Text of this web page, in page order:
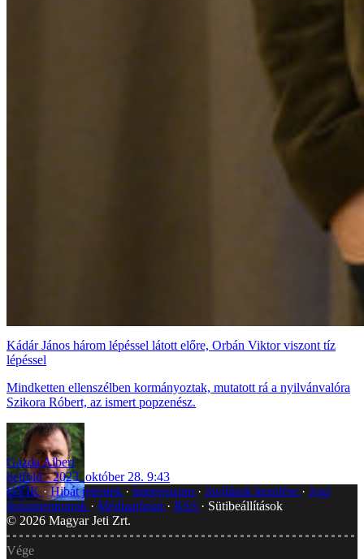
Kádár János három lépéssel látott előre, Orbán Viktor viszont tíz
lépéssel
Mindketten ellenszélben kormányoztak, mutatott rá a nyilvánvalóra
Szikora Róbert, az ismert popzenész.
Gazda Albert
belföld
2023. október 28. 9:43
GYIK
Hibát jelentek Impresszum Javítások kezelése
Jogi
dokumentumok
Médiaajánlat RSS
Sütibeállítások
© 2026 Magyar Jeti Zrt.
Vége